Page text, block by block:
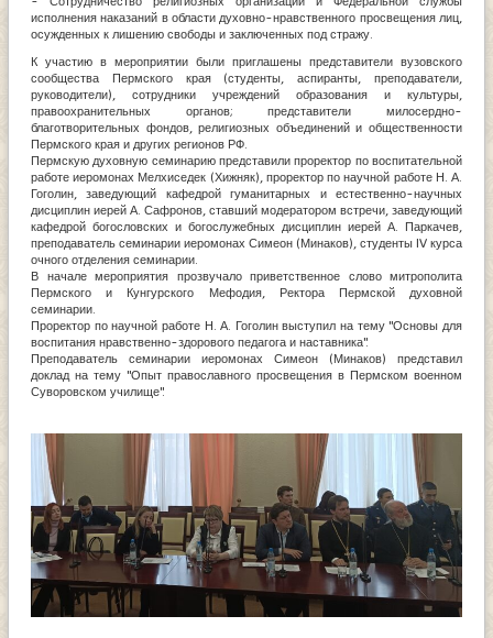
исполнения наказаний в области духовно-нравственного просвещения лиц,
осужденных к лишению свободы и заключенных под стражу.
К участию в мероприятии были приглашены представители вузовского
сообщества Пермского края (студенты, аспиранты, преподаватели,
руководители), сотрудники учреждений образования и культуры,
правоохранительных органов; представители милосердно-
благотворительных фондов, религиозных объединений и общественности
Пермского края и других регионов РФ.
Пермскую духовную семинарию представили проректор по воспитательной
работе иеромонах Мелхиседек (Хижняк), проректор по научной работе Н. А.
Гоголин, заведующий кафедрой гуманитарных и естественно-научных
дисциплин иерей А. Сафронов, ставший модератором встречи, заведующий
кафедрой богословских и богослужебных дисциплин иерей А. Паркачев,
преподаватель семинарии иеромонах Симеон (Минаков), студенты IV курса
очного отделения семинарии.
В начале мероприятия прозвучало приветственное слово митрополита
Пермского и Кунгурского Мефодия, Ректора Пермской духовной
семинарии.
Проректор по научной работе Н. А. Гоголин выступил на тему "Основы для
воспитания нравственно-здорового педагога и наставника".
Преподаватель семинарии иеромонах Симеон (Минаков) представил
доклад на тему "Опыт православного просвещения в Пермском военном
Суворовском училище".